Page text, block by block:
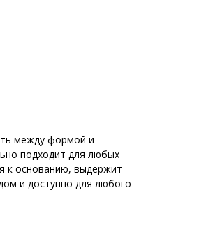
между формой и
подходит для любых
к основанию, выдержит
и доступно для любого